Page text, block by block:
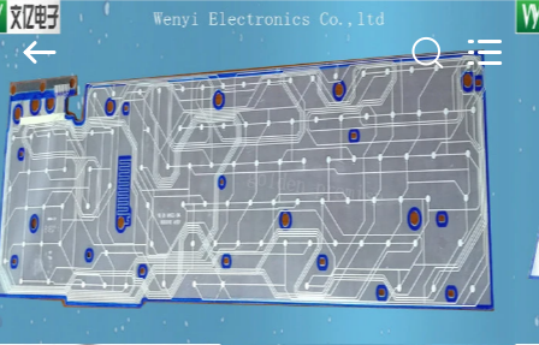
বাড়ি
পণ্য
আমাদের
সম্পর্কে
Jinyuanhang
Electronic
Technology
Co.,
Ltd.
All
Rights
Reserved.